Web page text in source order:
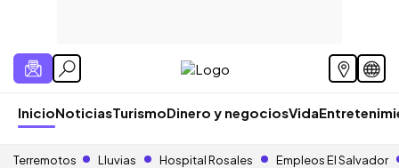
InicioNoticiasTurismoDinero y negociosVida
Terremotos Lluvias Hospital Rosales Empleos El Salvador